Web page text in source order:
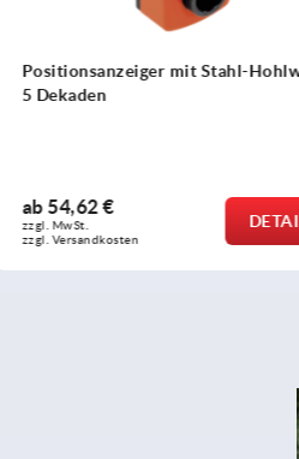
DETAILS
4,37 €
zzgl. Versandkosten